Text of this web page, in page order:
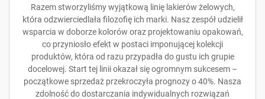
Razem stworzyliśmy wyjątkową linię lakierów żelowych,
która odzwierciedlała filozofię ich marki. Nasz zespół udzielił
wsparcia w doborze kolorów oraz projektowaniu opakowań,
co przyniosło efekt w postaci imponującej kolekcji
produktów, która od razu przypadła do gustu ich grupie
docelowej. Start tej linii okazał się ogromnym sukcesem –
początkowe sprzedaż przekroczyła prognozy o 40%. Nasza
zdolność do dostarczania indywidualnych rozwiązań